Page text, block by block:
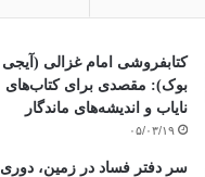
کتابفروشی امام غزالی (آیجی
بوک): مقصدی برای کتاب‌های
نایاب و اندیشه‌های ماندگار
۰۵/۰۳/۱۹
سر دفتر فساد در زمین‌، دوری